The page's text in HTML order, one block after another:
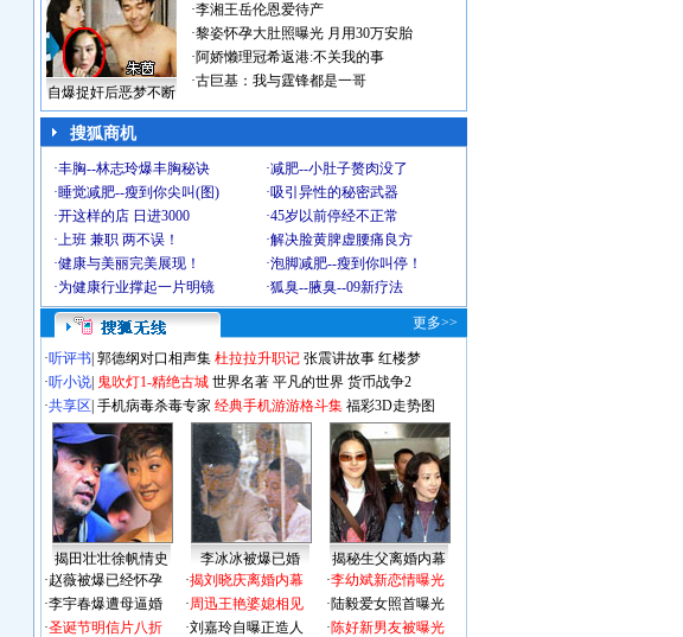
自爆捉奸后恶梦不断
·李湘王岳伦恩爱待产
·黎姿怀孕大肚照曝光 月用30万安胎
·阿娇懒理冠希返港:不关我的事
·古巨基：我与霆锋都是一哥
搜狐商机
·丰胸--林志玲爆丰胸秘诀 ·减肥--小肚子赘肉没了
·睡觉减肥--瘦到你尖叫(图) ·吸引异性的秘密武器
·开这样的店 日进3000 ·45岁以前停经不正常
·上班 兼职 两不误！ ·解决脸黄脾虚腰痛良方
·健康与美丽完美展现！ ·泡脚减肥--瘦到你叫停！
·为健康行业撑起一片明镜 ·狐臭--腋臭--09新疗法
更多>>
·听评书 郭德纲对口相声集 杜拉拉升职记 张震讲故事 红楼梦
·听小说 鬼吹灯1-精绝古城 世界名著 平凡的世界 货币战争2
·共享区 手机病毒杀毒专家 经典手机游游格斗集 福彩3D走势图
揭田壮壮徐帆情史 李冰冰被爆已婚
揭秘生父离婚内幕
·赵薇被爆已经怀孕
·李宇春爆遭母逼婚
·圣诞节明信片八折
·揭刘晓庆离婚内幕
·周迅王艳婆媳相见
·刘嘉玲自曝正造人
·李幼斌新恋情曝光
·陆毅爱女照首曝光
·陈好新男友被曝光